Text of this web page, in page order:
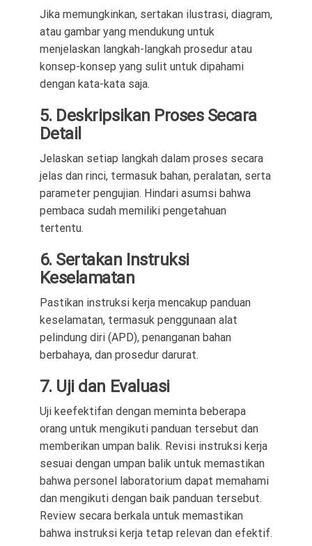
Jika memungkinkan, sertakan ilustrasi, diagram,
atau gambar yang mendukung untuk
menjelaskan langkah-langkah prosedur atau
konsep-konsep yang sulit untuk dipahami
dengan kata-kata saja.
5. Deskripsikan Proses Secara
Detail
Jelaskan setiap langkah dalam proses secara
jelas dan rinci, termasuk bahan, peralatan, serta
parameter pengujian. Hindari asumsi bahwa
pembaca sudah memiliki pengetahuan
tertentu.
6. Sertakan Instruksi
Keselamatan
Pastikan instruksi kerja mencakup panduan
keselamatan, termasuk penggunaan alat
pelindung diri (APD), penanganan bahan
berbahaya, dan prosedur darurat.
7. Uji dan Evaluasi
Uji keefektifan dengan meminta beberapa
orang untuk mengikuti panduan tersebut dan
memberikan umpan balik. Revisi instruksi kerja
sesuai dengan umpan balik untuk memastikan
bahwa personel laboratorium dapat memahami
dan mengikuti dengan baik panduan tersebut.
Review secara berkala untuk memastikan
bahwa instruksi kerja tetap relevan dan efektif.